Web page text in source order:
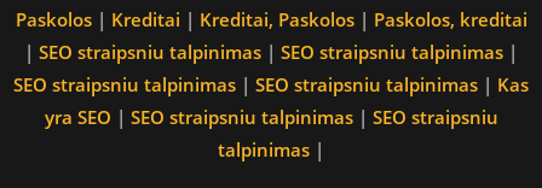
Paskolos| Kreditai | Kreditai, Paskolos| Paskolos, kreditai
| SEO straipsniu talpinimas | SEO straipsniu talpinimas |
SEO straipsniu talpinimas | SEO straipsniu talpinimas | Kas
yra SEO | SEO straipsniu talpinimas| SEO straipsniu
talpinimas |